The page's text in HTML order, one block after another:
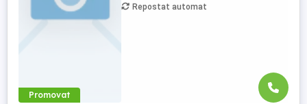
Promovat
luni lucrate; + 300 prima pentru 12 luni
Repostat automat